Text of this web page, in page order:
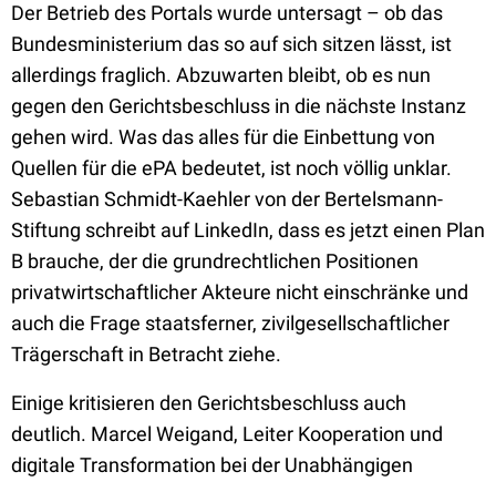
Der Betrieb des Portals wurde untersagt – ob das
Bundesministerium das so auf sich sitzen lässt, ist
allerdings fraglich. Abzuwarten bleibt, ob es nun
gegen den Gerichtsbeschluss in die nächste Instanz
gehen wird. Was das alles für die Einbettung von
Quellen für die ePA bedeutet, ist noch völlig unklar.
Sebastian Schmidt-Kaehler von der Bertelsmann-
Stiftung schreibt auf LinkedIn, dass es jetzt einen Plan
B brauche, der die grundrechtlichen Positionen
privatwirtschaftlicher Akteure nicht einschränke und
auch die Frage staatsferner, zivilgesellschaftlicher
Trägerschaft in Betracht ziehe.
Einige kritisieren den Gerichtsbeschluss auch
deutlich. Marcel Weigand, Leiter Kooperation und
digitale Transformation bei der Unabhängigen